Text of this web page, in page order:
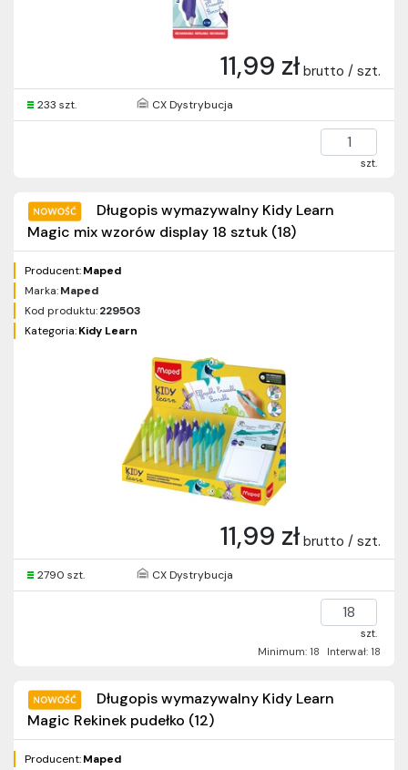
11,99 zł brutto / szt.
233 szt. CX Dystrybucja
szt.
Długopis wymazywalny Kidy Learn
Magic mix wzorów display 18 sztuk (18)
Producent:Maped
Marka:Maped
Kod produktu:229503
Kategoria:Kidy Learn
11,99 zł brutto / szt.
2790 szt. CX Dystrybucja
szt.
Minimum: 18
Interwał: 18
Długopis wymazywalny Kidy Learn
Magic Rekinek pudełko (12)
Producent:Maped